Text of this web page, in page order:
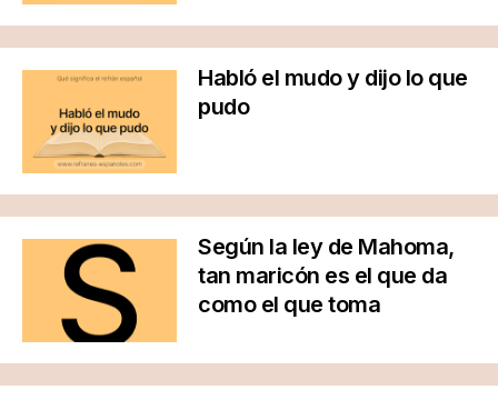
Habló el mudo y dijo lo que
pudo
Según la ley de Mahoma,
tan maricón es el que da
como el que toma